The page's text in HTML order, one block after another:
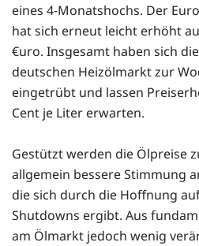
eines 4-Monatshochs. Der
hat sich erneut leicht erhöht
€uro. Insgesamt haben sich
deutschen Heizölmarkt zur
eingetrübt und lassen
Cent je Liter erwarten.
Gestützt werden die Ölpreise
allgemein bessere Stimmung
die sich durch die Hoffnung
Shutdowns ergibt. Aus
am Ölmarkt jedoch wenig